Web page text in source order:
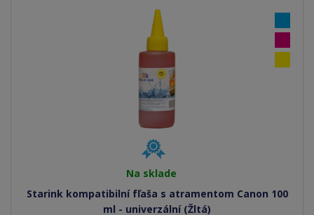
Na sklade
Starink kompatibilní fľaša s atramentom Canon 100
ml - univerzální (Žltá)